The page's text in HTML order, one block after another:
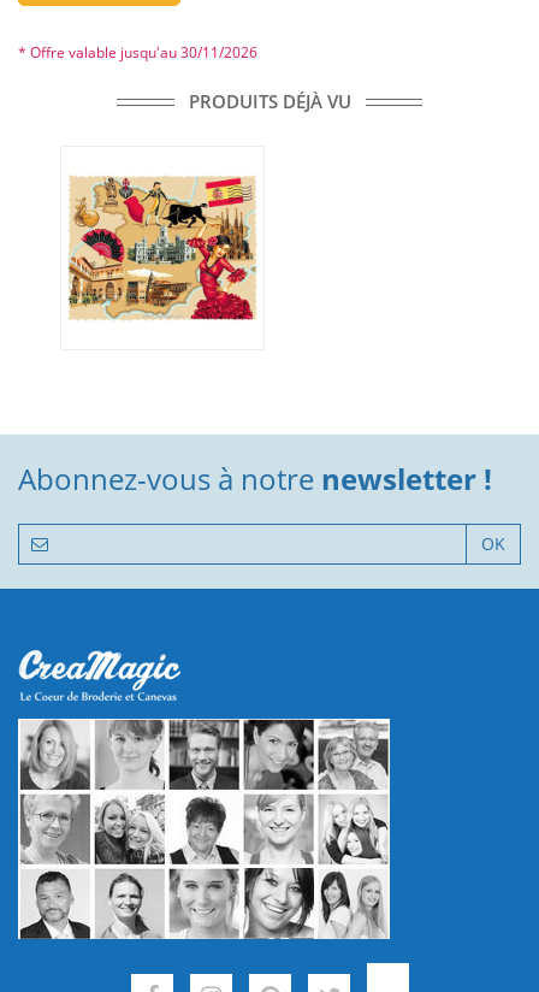
* Offre valable jusqu'au 30/11/2026
PRODUITS DÉJÀ VU
Abonnez-vous à notre newsletter !
OK